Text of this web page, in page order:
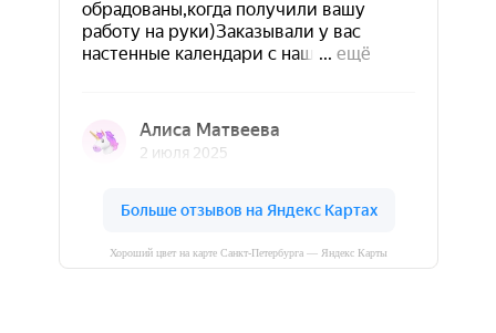
Хороший цвет на карте Санкт‑Петербурга — Яндекс Карты